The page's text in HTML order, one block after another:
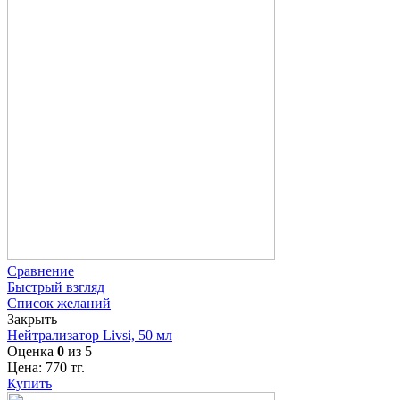
Сравнение
Быстрый взгляд
Список желаний
Закрыть
Нейтрализатор Livsi, 50 мл
Оценка 0 из 5
Цена: 770 тг.
Купить